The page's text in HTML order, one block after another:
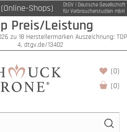
Shops)
DtGV | Deutsche Gesellschaft
für Verbraucherstudien mbH
Preis/Leistung
zu 18 Herstellermarken Auszeichnung: TOP
4, dtgv.de/13402
(0)
(0)